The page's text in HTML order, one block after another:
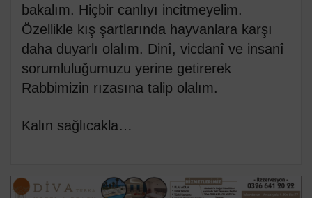
bakalım. Hiçbir canlıyı incitmeyelim.
Özellikle kış şartlarında hayvanlara karşı
daha duyarlı olalım. Dinî, vicdanî ve insanî
sorumluluğumuzu yerine getirerek
Rabbimizin rızasına talip olalım.
Kalın sağlıcakla…